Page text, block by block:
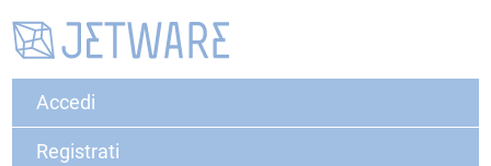
Accedi
Registrati